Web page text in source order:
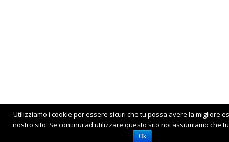
Utilizziamo i cookie per essere sicuri che tu possa avere la migliore
nostro sito. Se continui ad utilizzare questo sito noi assumiamo che
Ok